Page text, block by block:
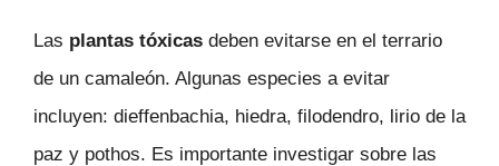
Las plantas tóxicas deben evitarse en el terrario
de un camaleón. Algunas especies a evitar
incluyen: dieffenbachia, hiedra, filodendro, lirio de la
paz y pothos. Es importante investigar sobre las